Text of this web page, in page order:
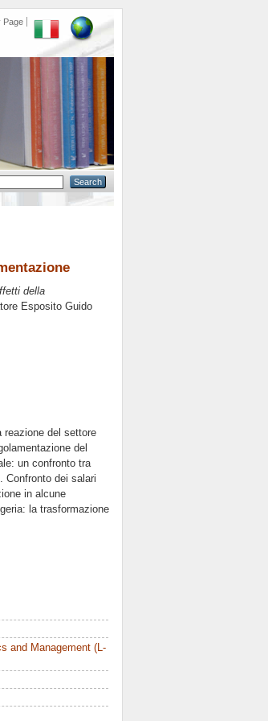
Page
della
Esposito Guido
reazione del settore
del
un confronto tra
Confronto dei salari
in alcune
la trasformazione
and Management (L-